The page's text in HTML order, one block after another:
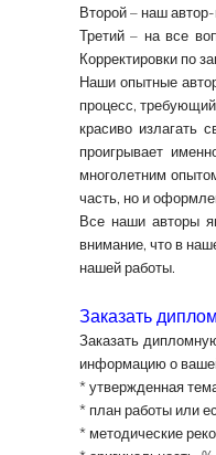
Второй – наш
Третий – на все
Корректировки по
Наши опытные
процесс,
красиво излагать
проигрывает
многолетним
часть, но и
Все наши авторы
внимание, что в
нашей работы.
Заказать
Заказать
информацию о
* утвержденная
* план работы или
* методические